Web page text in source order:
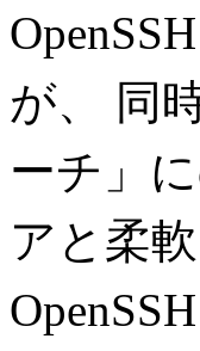
が、 同
ーチ」
アと柔